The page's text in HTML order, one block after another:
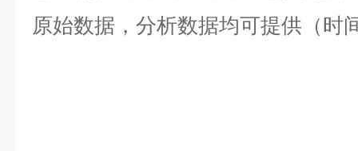
原始数据，分析数据均可提供（时